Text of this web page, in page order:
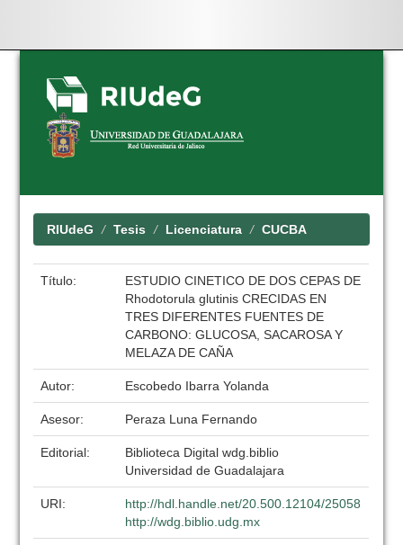
Skip
navigation
RIUdeG Tesis Licenciatura CUCBA
Título:
ESTUDIO CINETICO DE DOS CEPAS DE
Rhodotorula glutinis CRECIDAS EN
TRES DIFERENTES FUENTES DE
CARBONO: GLUCOSA, SACAROSA Y
MELAZA DE CAÑA
Autor: Escobedo Ibarra Yolanda
Asesor: Peraza Luna Fernando
Editorial:
Biblioteca Digital wdg.biblio
Universidad de Guadalajara
URI:
http://hdl.handle.net/20.500.12104/25058
http://wdg.biblio.udg.mx